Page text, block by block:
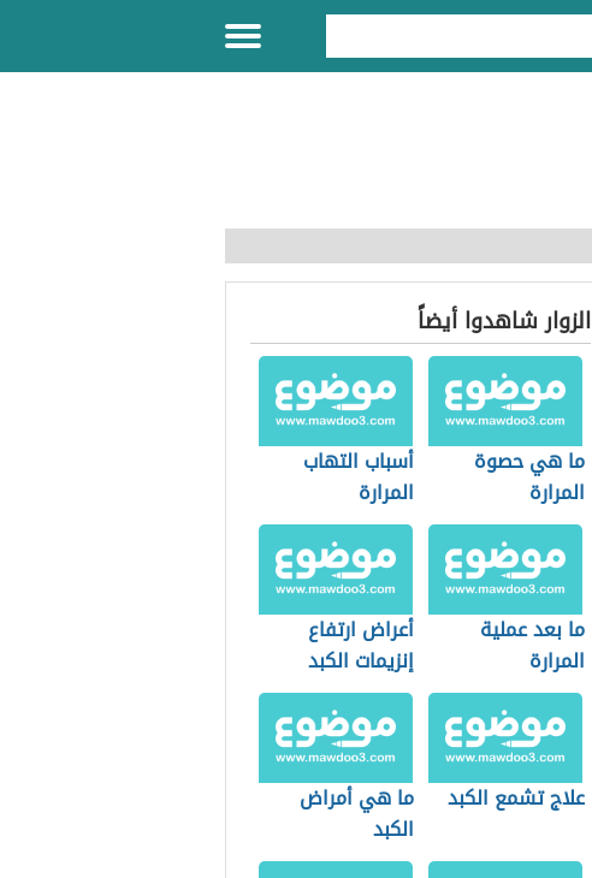
الزوار شاهدوا أيضاً
ما هي حصوة
المرارة
أسباب التهاب
المرارة
ما بعد عملية
المرارة
أعراض ارتفاع
إنزيمات الكبد
علاج تشمع الكبد
ما هي أمراض
الكبد